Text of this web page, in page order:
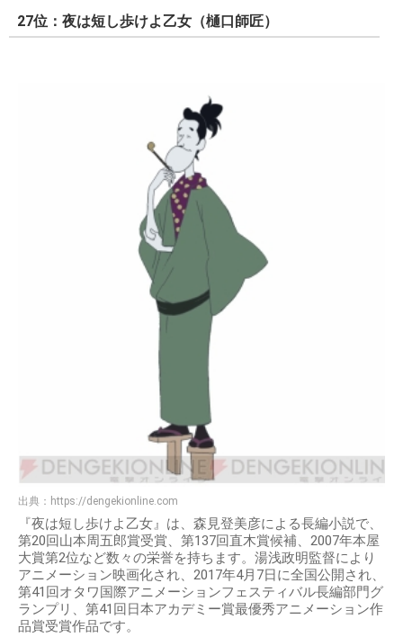
27位：夜は短し歩けよ乙女（樋口師匠）
出典： https://dengekionline.com
『夜は短し歩けよ乙女』は、森見登美彦による長編小説で、
第20回山本周五郎賞受賞、第137回直木賞候補、2007年本屋
大賞第2位など数々の栄誉を持ちます。湯浅政明監督により
アニメーション映画化され、2017年4月7日に全国公開され、
第41回オタワ国際アニメーションフェスティバル長編部門グ
ランプリ、第41回日本アカデミー賞最優秀アニメーション作
品賞受賞作品です。